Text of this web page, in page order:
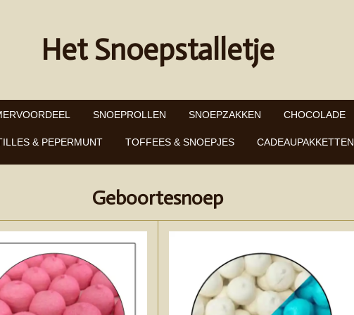
Het Snoepstalletje
SNOEPROLLEN SNOEPZAKKEN CHOCOLADE
& PEPERMUNT TOFFEES & SNOEPJES CADEAUPAKKETTEN.
Geboortesnoep